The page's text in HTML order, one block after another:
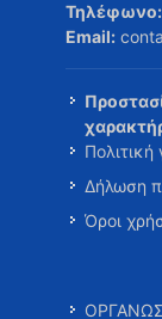
Τηλέφωνο:
Email:
Δήλωση
Όροι